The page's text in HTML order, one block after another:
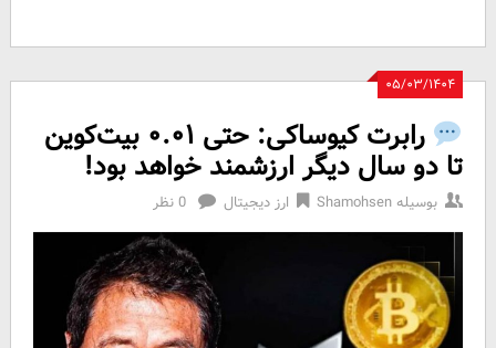
۰۵/۰۳/۱۴۰۴
رابرت کیوساکی: حتی ۰.۰۱ بیت‌کوین
تا دو سال دیگر ارزشمند خواهد بود!
بوسیلهShamohsen ارز دیجیتال 0 نظر